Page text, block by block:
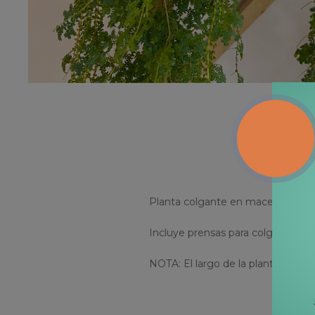
Planta colgante en maceta
Incluye prensas para colgar
NOTA: El largo de la planta